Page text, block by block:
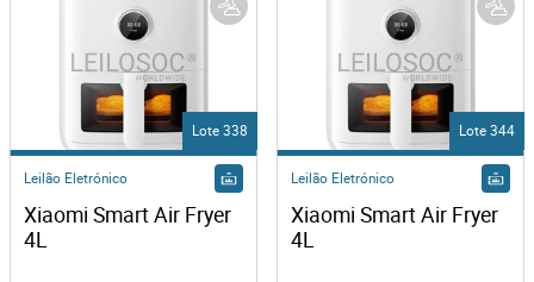
Lote 338
Leilão Eletrónico
Xiaomi Smart Air Fryer
4L
Lote 344
Leilão Eletrónico
Xiaomi Smart Air Fryer
4L